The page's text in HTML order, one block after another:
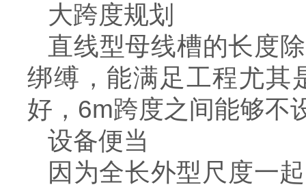
大跨度规划
直线型母线槽的长度
绑缚，能满足工程尤其
好，6m跨度之间能够不
设备便当
因为全长外型尺度一